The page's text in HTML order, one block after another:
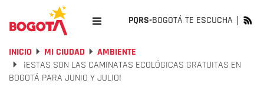
PQRS-BOGOTÁ TE ESCUCHA
INICIO MI CIUDAD
AMBIENTE
¡ESTAS SON LAS CAMINATAS ECOLÓGICAS GRATUITAS EN
BOGOTÁ PARA JUNIO Y JULIO!